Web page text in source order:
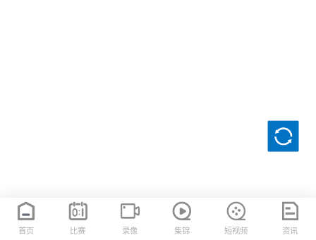
首页 比赛 录像 集锦 短视频 资讯